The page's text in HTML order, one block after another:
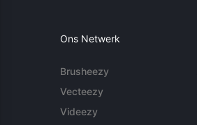
Ons Netwerk
Brusheezy
Vecteezy
Videezy